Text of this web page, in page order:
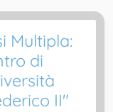
Multipla:
di
II"